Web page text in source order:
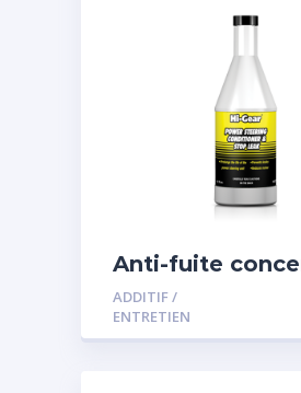
Anti-fuite
pour direction
assistée
ADDITIF /
ENTRETIEN